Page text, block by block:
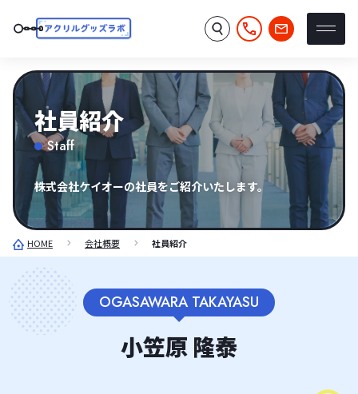
社員紹介
Staff
株式会社ケイオーの社員をご紹介いたします。
HOME 会社概要 社員紹介
OGASAWARA TAKAYASU
小笠原 隆泰